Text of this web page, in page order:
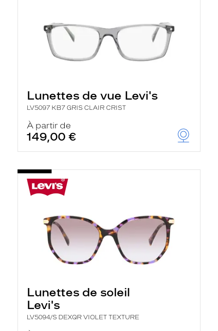
Lunettes de vue Levi's
LV5097 KB7 GRIS CLAIR CRIST
À partir de
149,00 €
Lunettes de soleil
Levi's
LV5094/S DEXQR VIOLET TEXTURE